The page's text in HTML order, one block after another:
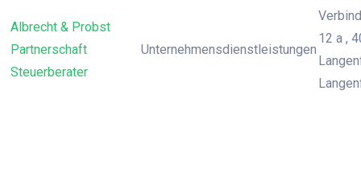
Albrecht & Probst
Partnerschaft
Steuerberater
Unternehmensdienstleistungen
12 a ,